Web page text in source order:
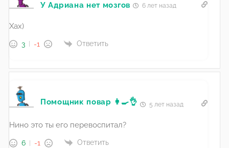
У Адриана нет мозгов 6 лет назад
Хах)
3 -1 Ответить
Помощник повар 👩‍🍳👌 5 лет назад
Нино это ты его перевоспитал?
6 -1 Ответить